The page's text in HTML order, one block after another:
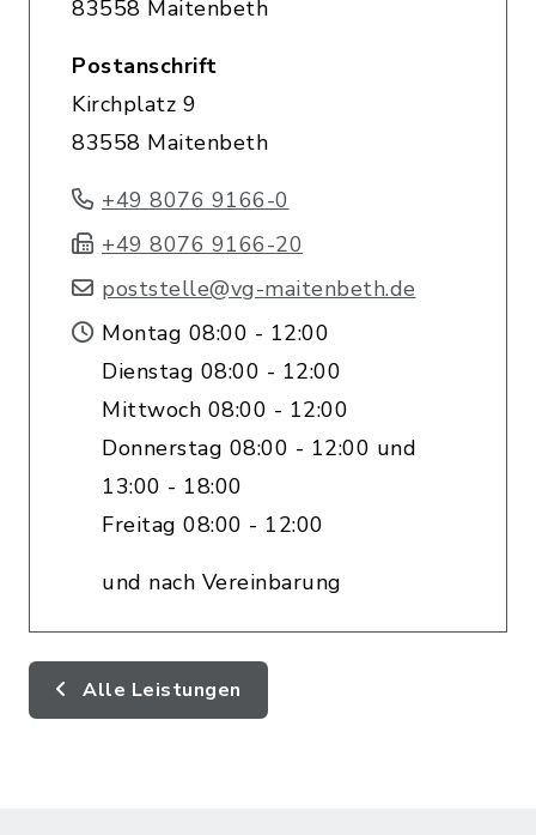
83558 Maitenbeth
Postanschrift
Kirchplatz 9
83558 Maitenbeth
+49 8076 9166-0
+49 8076 9166-20
poststelle@vg-maitenbeth.de
Montag 08:00 - 12:00
Dienstag 08:00 - 12:00
Mittwoch 08:00 - 12:00
Donnerstag 08:00 - 12:00 und
13:00 - 18:00
Freitag 08:00 - 12:00
und nach Vereinbarung
Alle Leistungen